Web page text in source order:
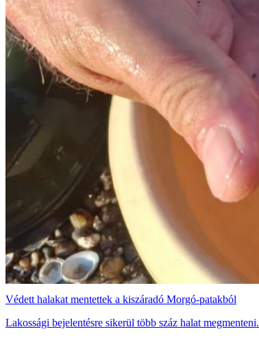
Védett halakat mentettek a kiszáradó Morgó-patakból
Lakossági bejelentésre sikerül több száz halat megmenteni.